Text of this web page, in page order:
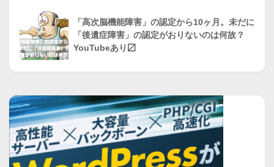
「高次脳機能障害」の認定から10ヶ月。未だに
「後遺症障害」の認定がおりないのは何故？
YouTubeあり〼